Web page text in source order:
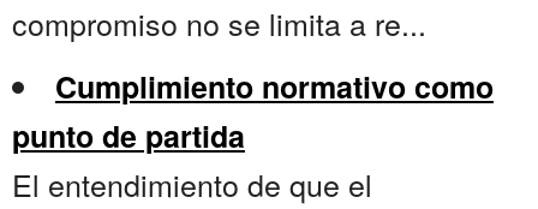
compromiso no se limita a re...
Cumplimiento normativo como
punto de partida
El entendimiento de que el